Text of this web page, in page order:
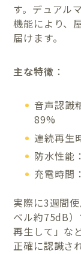
す。デュアル
機能により、
届けます。
主な特徴 ：
音声認識
89%
連続再生
防水性能
充電時間
実際に3週間
ベル約75dB
再生して」な
正確に認識さ